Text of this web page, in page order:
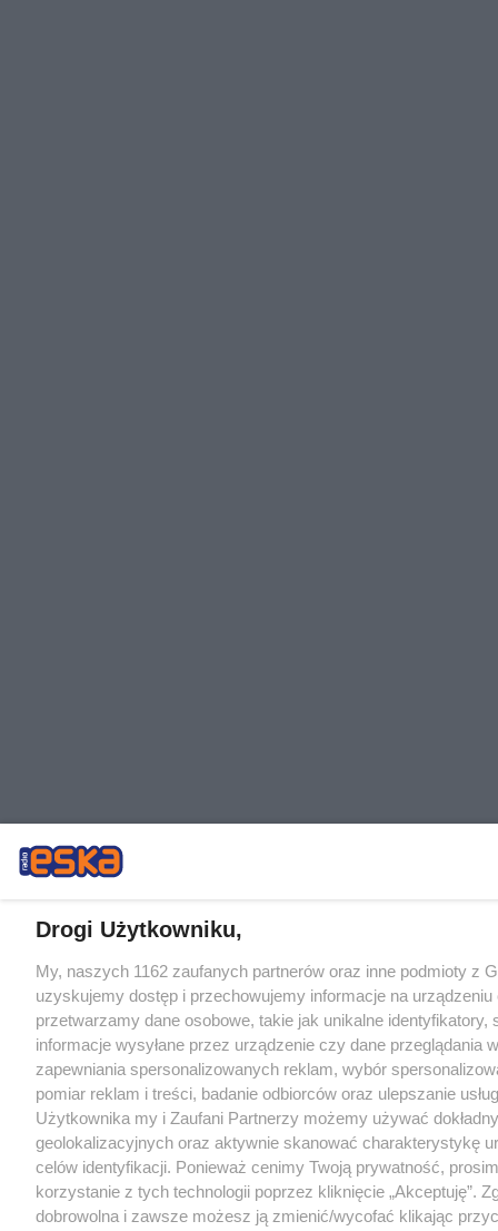
Drogi Użytkowniku,
My, naszych 1162 zaufanych partnerów oraz inne podmioty z
uzyskujemy dostęp i przechowujemy informacje na urządzeniu
przetwarzamy dane osobowe, takie jak unikalne identyfikatory,
informacje wysyłane przez urządzenie czy dane przeglądania
zapewniania spersonalizowanych reklam, wybór
pomiar reklam i treści, badanie odbiorców oraz ulepszanie
Użytkownika my i Zaufani Partnerzy możemy używać
geolokalizacyjnych oraz aktywnie skanować charakterystykę
celów identyfikacji. Ponieważ cenimy Twoją prywatność,
korzystanie z tych technologii poprzez kliknięcie „Akceptuję”.
dobrowolna i zawsze możesz ją zmienić/wycofać klikając